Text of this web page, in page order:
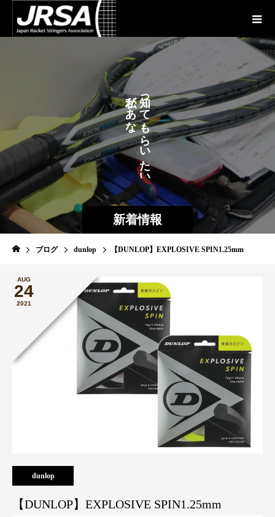
新着情報
っ
て
も
ら
い
た
い
が
あ
な
た
に
ブログ dunlop 【DUNLOP】EXPLOSIVE SPIN1.25mm
AUG
24
2021
dunlop
【DUNLOP】EXPLOSIVE SPIN1.25mm